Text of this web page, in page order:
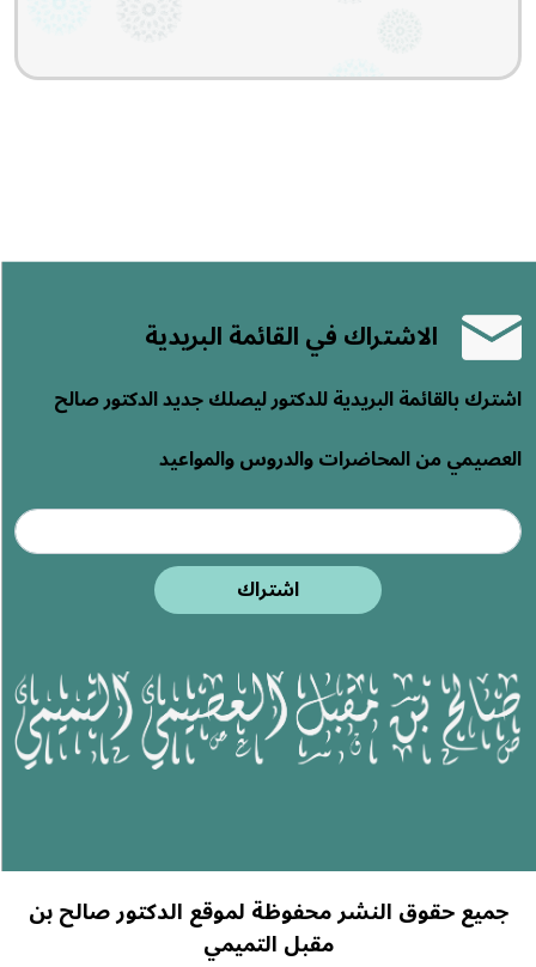
الاشتراك في القائمة البريدية
اشترك بالقائمة البريدية للدكتور ليصلك جديد الدكتور صالح
العصيمي من المحاضرات والدروس والمواعيد
اشتراك
جميع حقوق النشر محفوظة لموقع الدكتور صالح بن
مقبل التميمي